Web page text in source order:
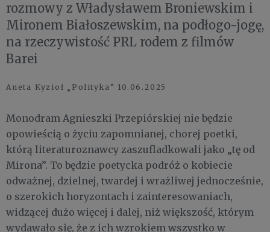
rozmowy z Władysławem Broniewskim i
Mironem Białoszewskim, na podłogo-jogę,
na rzeczywistość PRL rodem z filmów
Barei
Aneta Kyzioł „Polityka” 10.06.2025
Monodram Agnieszki Przepiórskiej nie będzie
opowieścią o życiu zapomnianej, chorej poetki,
którą literaturoznawcy zaszufladkowali jako „tę od
Mirona”. To będzie poetycka podróż o kobiecie
odważnej, dzielnej, twardej i wrażliwej jednocześnie,
o szerokich horyzontach i zainteresowaniach,
widzącej dużo więcej i dalej, niż większość, którym
wydawało się, że z ich wzrokiem wszystko w